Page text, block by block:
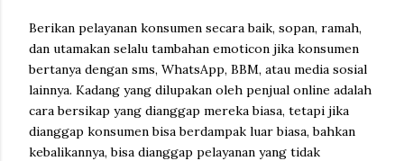
Berikan pelayanan konsumen secara baik, sopan, ramah,
dan utamakan selalu tambahan emoticon jika konsumen
bertanya dengan sms, WhatsApp, BBM, atau media sosial
lainnya. Kadang yang dilupakan oleh penjual online adalah
cara bersikap yang dianggap mereka biasa, tetapi jika
dianggap konsumen bisa berdampak luar biasa, bahkan
kebalikannya, bisa dianggap pelayanan yang tidak